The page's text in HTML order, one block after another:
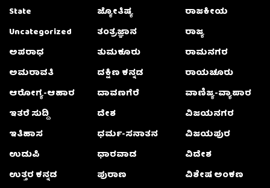
State
Uncategorized
ಅಪರಾಧ
ಅಮರಾವತಿ
ಆರೋಗ್ಯ-ಆಹಾರ
ಇತರೆ ಸುದ್ದಿ
ಇತಿಹಾಸ
ಉಡುಪಿ
ಉತ್ತರ ಕನ್ನಡ
ಜ್ಯೋತಿಷ್ಯ
ತಂತ್ರಜ್ಞಾನ
ತುಮಕೂರು
ದಕ್ಷಿಣ ಕನ್ನಡ
ದಾವಣಗೆರೆ
ದೇಶ
ಧರ್ಮ-ಸನಾತನ
ಧಾರವಾಡ
ಪುರಾಣ
ರಾಜಕೀಯ
ರಾಜ್ಯ
ರಾಮನಗರ
ರಾಯಚೂರು
ವಾಣಿಜ್ಯ-ವ್ಯಾಪಾರ
ವಿಜಯನಗರ
ವಿಜಯಪುರ
ವಿದೇಶ
ವಿಶೇಷ ಅಂಕಣ